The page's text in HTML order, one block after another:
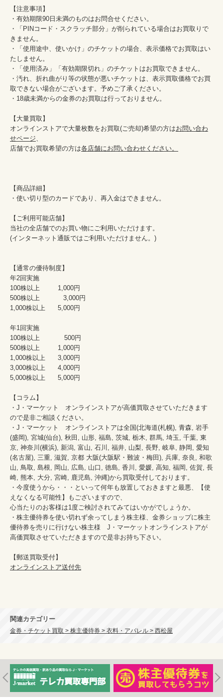
【注意事項】
・有効期限90日未満のものはお問合せください。
・「PINコード・スクラッチ部分」が削られている場合はお買取りで
きません。
・「使用途中、使いかけ」のチケットの場合、表示価格でお買取はい
たしません。
・「使用済み」「有効期限切れ」のチケットはお買取できません。
・汚れ、折れ曲がり等の状態が悪いチケットは、表示買取価格でお買
取できない場合がございます。予めご了承ください。
・18歳未満からの金券のお買取は行っておりません。
【大量買取】
オンラインストアで大量枚数をお買取(ご売却)希望の方はお問い合わ
せページ、
店舗でお買取希望の方は各店舗にお問い合わせください。
【商品詳細】
・使い切り型のカードであり、再入金はできません。
【ご利用可能店舗】
当社の全店舗でのお買い物にご利用いただけます。
(インターネット通販ではご利用いただけません。)
【通常の優待制度】
年2回実施
100株以上	        1,000円
500株以上	　　　 3,000円
1,000株以上	5,000円
年1回実施
100株以上  	　500円
500株以上	        1,000円
1,000株以上	3,000円
3,000株以上	4,000円
5,000株以上	5,000円
【コラム】
・J・マーケット　オンラインストアが高価買取させていただきます
ので是非ご相談ください。
・J・マーケット　オンラインストアは全国(北海道(札幌), 青森, 岩手
(盛岡), 宮城(仙台), 秋田, 山形, 福島, 茨城, 栃木, 群馬, 埼玉, 千葉, 東
京, 神奈川(横浜), 新潟, 富山, 石川, 福井, 山梨, 長野, 岐阜, 静岡, 愛知
(名古屋), 三重, 滋賀, 京都 大阪(大阪駅・難波・梅田), 兵庫, 奈良, 和歌
山, 鳥取, 島根, 岡山, 広島, 山口, 徳島, 香川, 愛媛, 高知, 福岡, 佐賀, 長
崎, 熊本, 大分, 宮崎, 鹿児島, 沖縄)から買取受付しております。
・今度使うから・・・といって何年も放置しておきますと最悪、【使
えなくなる可能性】もございますので、
心当たりのお客様は1度ご検討されてみてはいかがでしょうか。
・株主優待券を使い切れず余ってしまう株主様、金券ショップに株主
優待券を売りに行けない株主様　J・マーケットオンラインストアが
高価買取させていただきますので是非お持ち下さい。
オンラインストア送付先
関連カテゴリー
金券・チケット買取 > 株主優待券 > 衣料・アパレル > 西松屋